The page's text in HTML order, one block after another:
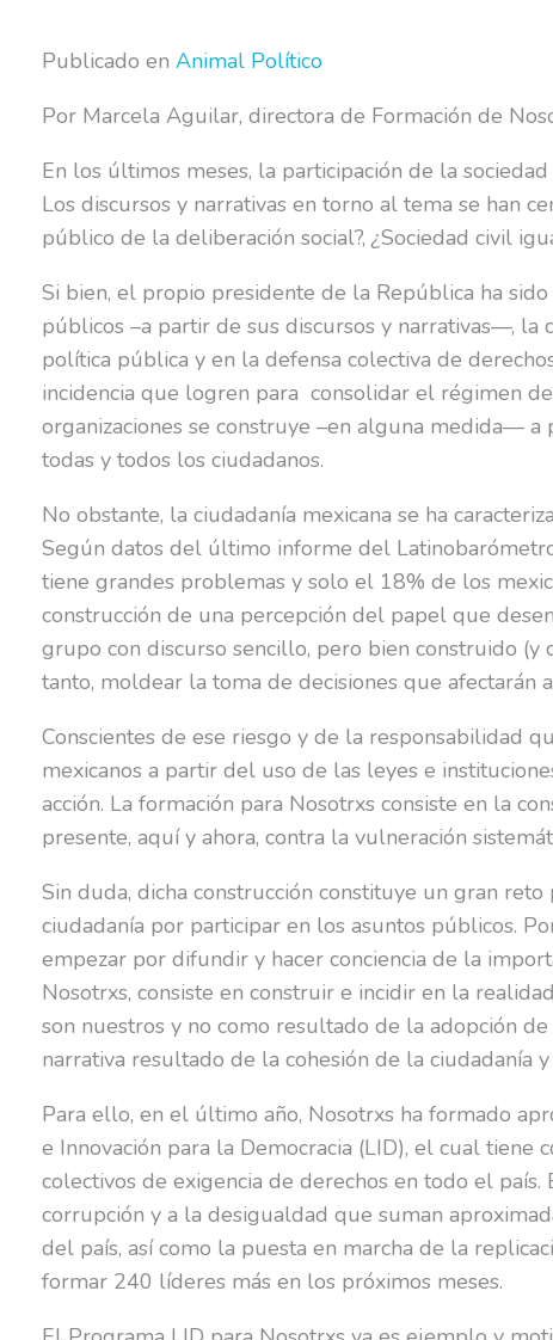
Publicado en Animal Político
Por Marcela Aguilar, directora de Formación de
En los últimos meses, la participación de la
Los discursos y narrativas en torno al tema se han
público de la deliberación social?, ¿Sociedad civil
Si bien, el propio presidente de la República ha
públicos –a partir de sus discursos y narrativas—,
política pública y en la defensa colectiva de
incidencia que logren para consolidar el régimen
organizaciones se construye –en alguna medida—
todas y todos los ciudadanos.
No obstante, la ciudadanía mexicana se ha
Según datos del último informe del
tiene grandes problemas y solo el 18% de los
construcción de una percepción del papel que
grupo con discurso sencillo, pero bien construido
tanto, moldear la toma de decisiones que afectarán
Conscientes de ese riesgo y de la responsabilidad
mexicanos a partir del uso de las leyes e
acción. La formación para Nosotrxs consiste en la
presente, aquí y ahora, contra la vulneración
Sin duda, dicha construcción constituye un gran
ciudadanía por participar en los asuntos públicos.
empezar por difundir y hacer conciencia de la
Nosotrxs, consiste en construir e incidir en la
son nuestros y no como resultado de la adopción
narrativa resultado de la cohesión de la ciudadanía
Para ello, en el último año, Nosotrxs ha formado
e Innovación para la Democracia (LID), el cual tiene
colectivos de exigencia de derechos en todo el
corrupción y a la desigualdad que suman
del país, así como la puesta en marcha de la
formar 240 líderes más en los próximos meses.